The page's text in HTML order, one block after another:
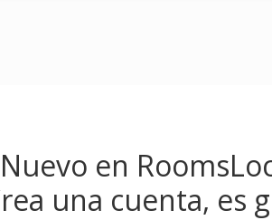
Nuevo en
una cuenta, es